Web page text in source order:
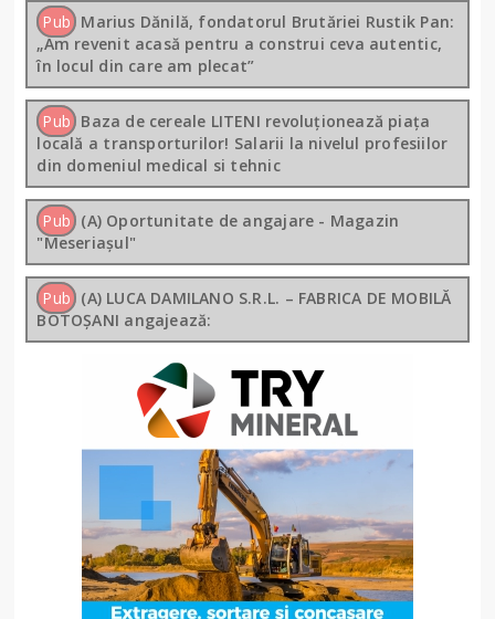
Pub Marius Dănilă, fondatorul Brutăriei Rustik Pan:
„Am revenit acasă pentru a construi ceva autentic,
în locul din care am plecat”
Pub Baza de cereale LITENI revoluționează piața
locală a transporturilor! Salarii la nivelul profesiilor
din domeniul medical si tehnic
Pub (A) Oportunitate de angajare - Magazin
"Meseriașul"
Pub (A) LUCA DAMILANO S.R.L. – FABRICA DE MOBILĂ
BOTOȘANI angajează: